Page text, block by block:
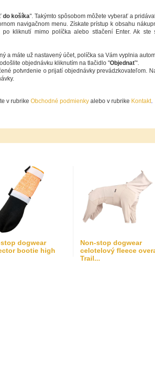
do košíka". Takýmto spôsobom môžete vyberať a
navigačnom menu. Získate prístup k obsahu
kliknutí mimo políčka alebo stlačení Enter. Ak
a máte už nastavený účet, políčka sa Vám vyplnia
objednávku kliknutím na tlačidlo "Objednať".
potvrdenie o prijatí objednávky prevádzkovateľom.
v rubrikeObchodné podmienky alebo v rubrike Kontakt.
dogwear
bootie high
Non-stop dogwear
celotelový fleece
Trail...